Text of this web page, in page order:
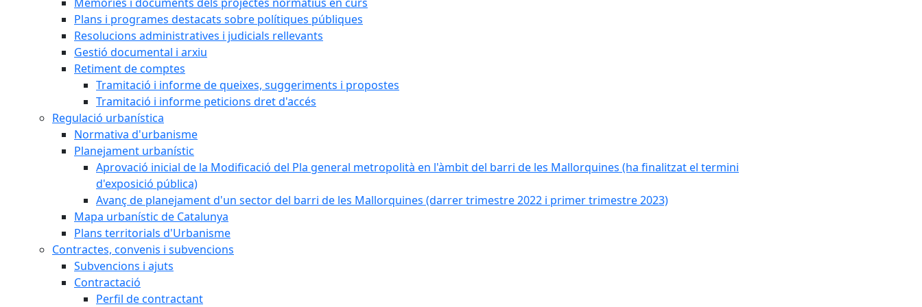
Plans i programes destacats sobre polítiques públiques
Resolucions administratives i judicials rellevants
Gestió documental i arxiu
Retiment de comptes
Tramitació i informe de queixes, suggeriments i propostes
Tramitació i informe peticions dret d'accés
Regulació urbanística
Normativa d'urbanisme
Planejament urbanístic
Aprovació inicial de la Modificació del Pla general metropolità en l'àmbit del barri de les Mallorquines (ha finalitzat el termini
d'exposició pública)
Avanç de planejament d'un sector del barri de les Mallorquines (darrer trimestre 2022 i primer trimestre 2023)
Mapa urbanístic de Catalunya
Plans territorials d'Urbanisme
Contractes, convenis i subvencions
Subvencions i ajuts
Contractació
Perfil de contractant